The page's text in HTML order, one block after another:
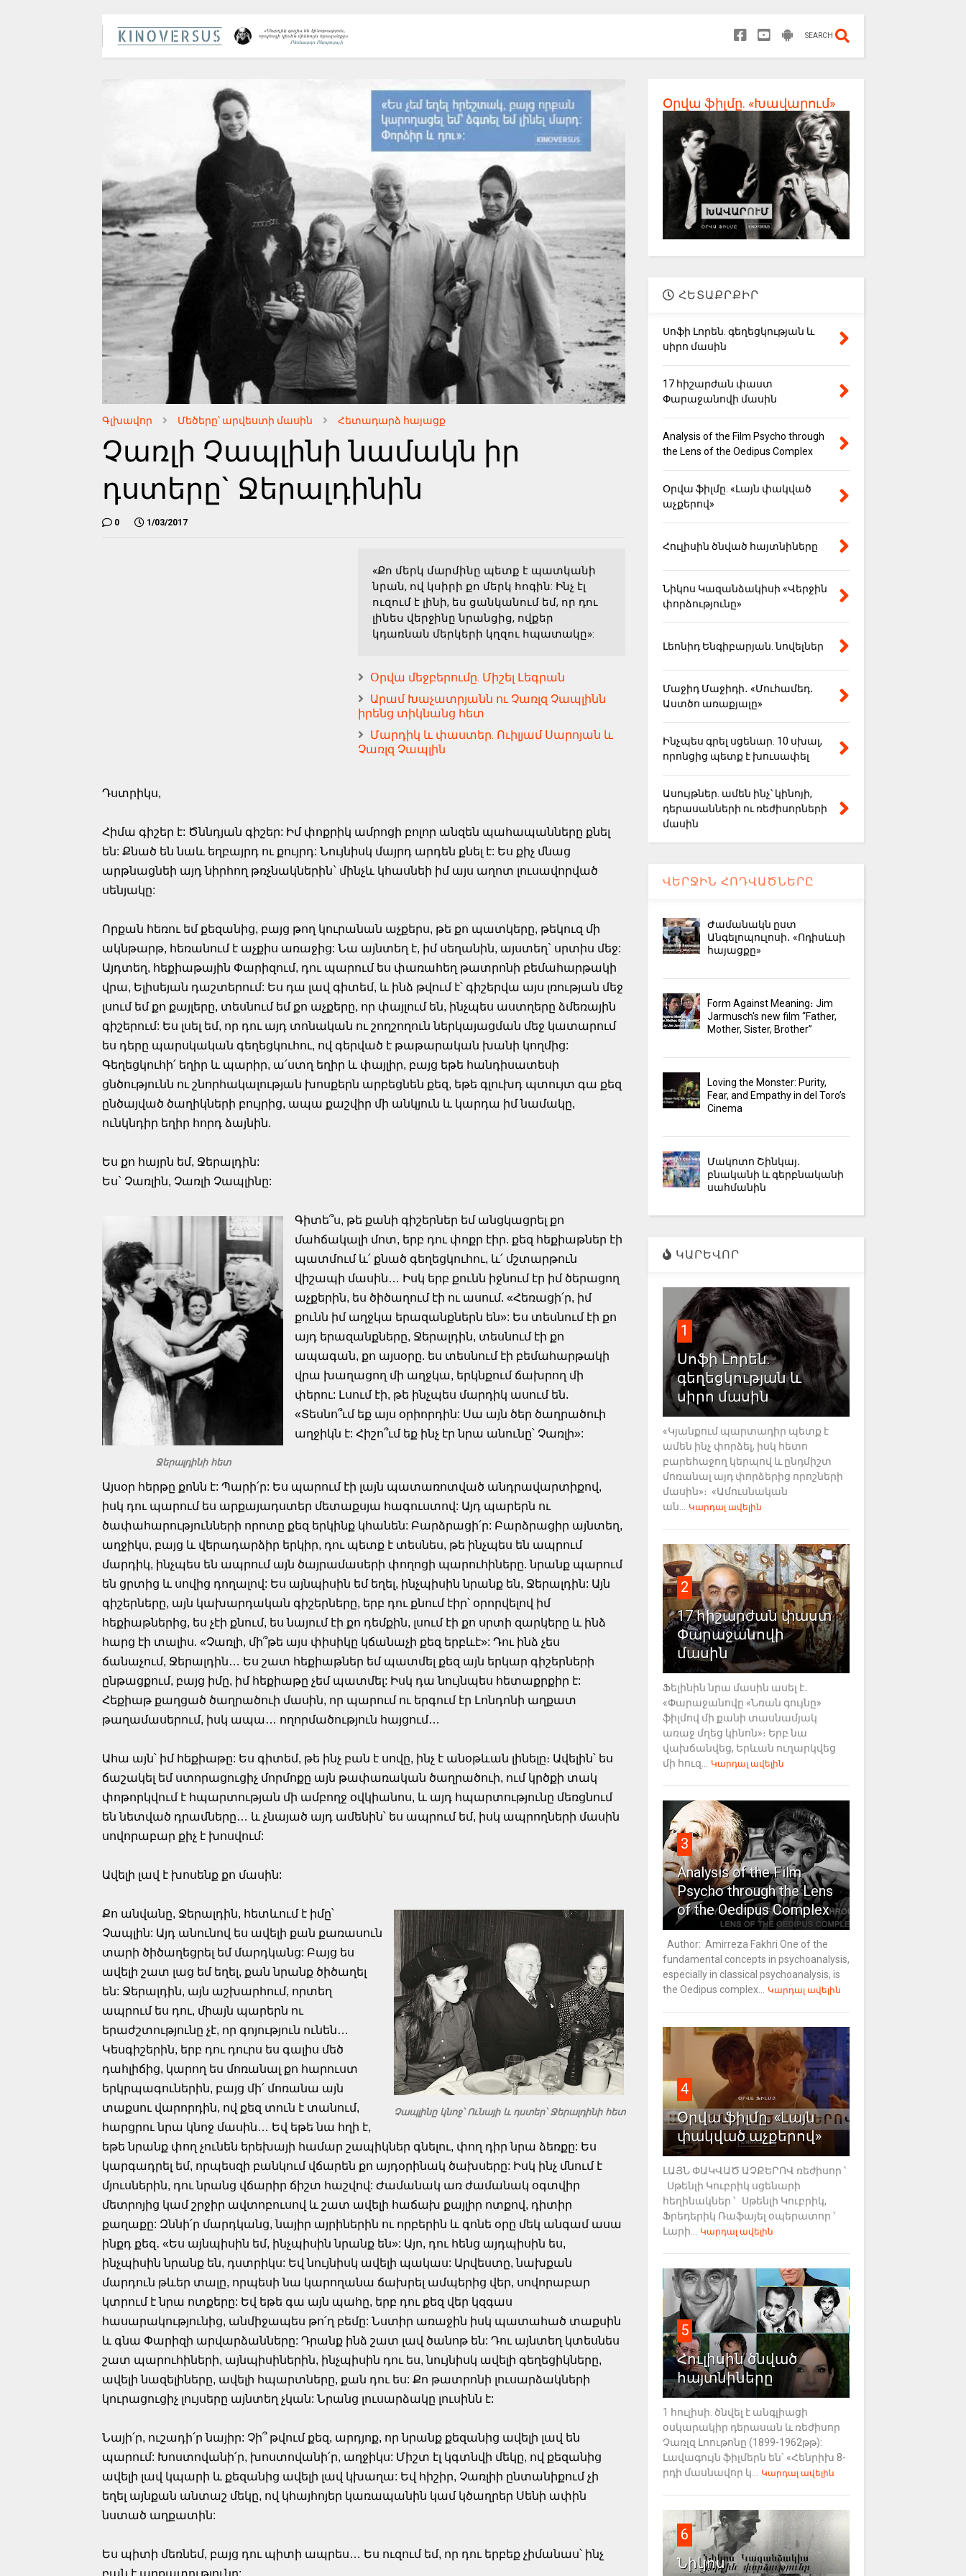
SEARCH
Գլխավոր Մեծերը՝ արվեստի մասին Հետադարձ հայացք
Չառլի Չապլինի նամակն իր
դստերը` Ջերալդինին
0 1/03/2017
«Քո մերկ մարմինը պետք է պատկանի
նրան, ով կսիրի քո մերկ հոգին: Ինչ էլ
ուզում է լինի, ես ցանկանում եմ, որ դու
լինես վերջինը նրանցից, ովքեր
կդառնան մերկերի կղզու հպատակը»:
Օրվա մեջբերումը. Միշել Լեգրան
Արամ Խաչատրյանն ու Չառլզ Չապլինն
իրենց տիկնանց հետ
Մարդիկ և փաստեր. Ուիլյամ Սարոյան և
Չառլզ Չապլին
Դստրիկս,
Հիմա գիշեր է: Ծննդյան գիշեր: Իմ փոքրիկ ամրոցի բոլոր անզեն պահապանները քնել
են: Քնած են նաև եղբայրդ ու քույրդ: Նույնիսկ մայրդ արդեն քնել է: Ես քիչ մնաց
արթնացնեի այդ նիրհող թռչնակներին` մինչև կհասնեի իմ այս աղոտ լուսավորված
սենյակը:
Որքան հեռու եմ քեզանից, բայց թող կուրանան աչքերս, թե քո պատկերը, թեկուզ մի
ակնթարթ, հեռանում է աչքիս առաջից: Նա այնտեղ է, իմ սեղանին, այստեղ` սրտիս մեջ:
Այդտեղ, հեքիաթային Փարիզում, դու պարում ես փառահեղ թատրոնի բեմահարթակի
վրա, Ելիսեյան դաշտերում: Ես դա լավ գիտեմ, և ինձ թվում է՝ գիշերվա այս լռության մեջ
լսում եմ քո քայլերը, տեսնում եմ քո աչքերը, որ փայլում են, ինչպես աստղերը ձմեռային
գիշերում: Ես լսել եմ, որ դու այդ տոնական ու շողշողուն ներկայացման մեջ կատարում
ես դերը պարսկական գեղեցկուհու, ով գերված է թաթարական խանի կողմից:
Գեղեցկուհի՛ եղիր և պարիր, ա՛ստղ եղիր և փայլիր, բայց եթե հանդիսատեսի
ցնծությունն ու շնորհակալության խոսքերն արբեցնեն քեզ, եթե գլուխդ պտույտ գա քեզ
ընծայված ծաղիկների բույրից, ապա քաշվիր մի անկյուն և կարդա իմ նամակը,
ունկնդիր եղիր հորդ ձայնին.
Ես քո հայրն եմ, Ջերալդին:
Ես` Չառլին, Չառլի Չապլինը:
Ջերալդինի հետ
Գիտե՞ս, թե քանի գիշերներ եմ անցկացրել քո
մահճակալի մոտ, երբ դու փոքր էիր. քեզ հեքիաթներ էի
պատմում և՛ քնած գեղեցկուհու, և՛ մշտարթուն
վիշապի մասին… Իսկ երբ քունն իջնում էր իմ ծերացող
աչքերին, ես ծիծաղում էի ու ասում. «Հեռացի՛ր, իմ
քունն իմ աղջկա երազանքներն են»: Ես տեսնում էի քո
այդ երազանքները, Ջերալդին, տեսնում էի քո
ապագան, քո այսօրը. ես տեսնում էի բեմահարթակի
վրա խաղացող մի աղջկա, երկնքում ճախրող մի
փերու: Լսում էի, թե ինչպես մարդիկ ասում են.
«Տեսնո՞ւմ եք այս օրիորդին: Սա այն ծեր ծաղրածուի
աղջիկն է: Հիշո՞ւմ եք ինչ էր նրա անունը՝ Չառլի»:
Այսօր հերթը քոնն է: Պարի՛ր: Ես պարում էի լայն պատառոտված անդրավարտիքով,
իսկ դու պարում ես արքայադստեր մետաքսյա հագուստով: Այդ պարերն ու
ծափահարությունների որոտը քեզ երկինք կհանեն: Բարձրացի՛ր: Բարձրացիր այնտեղ,
աղջիկս, բայց և վերադարձիր երկիր, դու պետք է տեսնես, թե ինչպես են ապրում
մարդիկ, ինչպես են ապրում այն ծայրամասերի փողոցի պարուհիները. նրանք պարում
են ցրտից և սովից դողալով: Ես այնպիսին եմ եղել, ինչպիսին նրանք են, Ջերալդին: Այն
գիշերները, այն կախարդական գիշերները, երբ դու քնում էիր՝ օրորվելով իմ
հեքիաթներից, ես չէի քնում, ես նայում էի քո դեմքին, լսում էի քո սրտի զարկերը և ինձ
հարց էի տալիս. «Չառլի, մի՞թե այս փիսիկը կճանաչի քեզ երբևէ»: Դու ինձ չես
ճանաչում, Ջերալդին… Ես շատ հեքիաթներ եմ պատմել քեզ այն երկար գիշերների
ընթացքում, բայց իմը, իմ հեքիաթը չեմ պատմել: Իսկ դա նույնպես հետաքրքիր է:
Հեքիաթ քաղցած ծաղրածուի մասին, որ պարում ու երգում էր Լոնդոնի աղքատ
թաղամասերում, իսկ ապա… ողորմածություն հայցում…
Ահա այն՝ իմ հեքիաթը: Ես գիտեմ, թե ինչ բան է սովը, ինչ է անօթևան լինելը։ Ավելին՝ ես
ճաշակել եմ ստորացուցիչ մորմոքը այն թափառական ծաղրածուի, ում կրծքի տակ
փոթորկվում է հպարտության մի ամբողջ օվկիանոս, և այդ հպարտությունը մեռցնում
են նետված դրամները… և չնայած այդ ամենին՝ ես ապրում եմ, իսկ ապրողների մասին
սովորաբար քիչ է խոսվում:
Ավելի լավ է խոսենք քո մասին:
Չապլինը կնոջ՝ Ունայի և դստեր՝ Ջերալդինի հետ
Քո անվանը, Ջերալդին, հետևում է իմը՝
Չապլին: Այդ անունով ես ավելի քան քառասուն
տարի ծիծաղեցրել եմ մարդկանց: Բայց ես
ավելի շատ լաց եմ եղել, քան նրանք ծիծաղել
են: Ջերալդին, այն աշխարհում, որտեղ
ապրում ես դու, միայն պարերն ու
երաժշտությունը չէ, որ գոյություն ունեն…
Կեսգիշերին, երբ դու դուրս ես գալիս մեծ
դահլիճից, կարող ես մոռանալ քո հարուստ
երկրպագուներին, բայց մի՛ մոռանա այն
տաքսու վարորդին, ով քեզ տուն է տանում,
հարցրու նրա կնոջ մասին… Եվ եթե նա հղի է,
եթե նրանք փող չունեն երեխայի համար շապիկներ գնելու, փող դիր նրա ձեռքը: Ես
կարգադրել եմ, որպեսզի բանկում վճարեն քո այդօրինակ ծախսերը: Իսկ ինչ մնում է
մյուսներին, դու նրանց վճարիր ճիշտ հաշվով: Ժամանակ առ ժամանակ օգտվիր
մետրոյից կամ շրջիր ավտոբուսով և շատ ավելի հաճախ քայլիր ոտքով, դիտիր
քաղաքը: Զննի՛ր մարդկանց, նայիր այրիներին ու որբերին և գոնե օրը մեկ անգամ ասա
ինքդ քեզ․ «Ես այնպիսին եմ, ինչպիսին նրանք են»: Այո, դու հենց այդպիսին ես,
ինչպիսին նրանք են, դստրիկս: Եվ նույնիսկ ավելի պակաս: Արվեստը, նախքան
մարդուն թևեր տալը, որպեսի նա կարողանա ճախրել ամպերից վեր, սովորաբար
կտրում է նրա ոտքերը: Եվ եթե գա այն պահը, երբ դու քեզ վեր կզգաս
հասարակությունից, անմիջապես թո՛ղ բեմը: Նստիր առաջին իսկ պատահած տաքսին
և գնա Փարիզի արվարձանները: Դրանք ինձ շատ լավ ծանոթ են: Դու այնտեղ կտեսնես
շատ պարուհիների, այնպիսիներին, ինչպիսին դու ես, նույնիսկ ավելի գեղեցիկները,
ավելի նազելիները, ավելի հպարտները, քան դու ես: Քո թատրոնի լուսարձակների
կուրացուցիչ լույսերը այնտեղ չկան: Նրանց լուսարձակը լուսինն է:
Նայի՛ր, ուշադի՛ր նայիր: Չի՞ թվում քեզ, արդյոք, որ նրանք քեզանից ավելի լավ են
պարում: Խոստովանի՛ր, խոստովանի՛ր, աղջիկս: Միշտ էլ կգտնվի մեկը, ով քեզանից
ավելի լավ կպարի և քեզանից ավելի լավ կխաղա: Եվ հիշիր, Չառլիի ընտանիքում չի
եղել այնքան անտաշ մեկը, ով կհայհոյեր կառապանին կամ կծաղրեր Սենի ափին
նստած աղքատին:
Ես պիտի մեռնեմ, բայց դու պիտի ապրես… Ես ուզում եմ, որ դու երբեք չիմանաս՝ ինչ
բան է աղքատությունը:
Օրվա ֆիլմը. «Խավարում»
ՀԵՏԱՔՐՔԻՐ
Սոֆի Լորեն. գեղեցկության և
սիրո մասին
17 հիշարժան փաստ
Փարաջանովի մասին
Analysis of the Film Psycho through
the Lens of the Oedipus Complex
Օրվա ֆիլմը. «Լայն փակված
աչքերով»
Հուլիսին ծնված հայտնիները
Նիկոս Կազանձակիսի «Վերջին
փորձությունը»
Լեոնիդ Ենգիբարյան. նովելներ
Մաջիդ Մաջիդի․ «Մուհամեդ․
Աստծո առաքյալը»
Ինչպես գրել սցենար. 10 սխալ,
որոնցից պետք է խուսափել
Ասույթներ. ամեն ինչ՝ կինոյի,
դերասանների ու ռեժիսորների
մասին
ՎԵՐՋԻՆ ՀՈԴՎԱԾՆԵՐԸ
Ժամանակն ըստ
Անգելոպուլոսի․ «Ոդիսևսի
հայացքը»
Form Against Meaning։ Jim
Jarmusch's new film “Father,
Mother, Sister, Brother”
Loving the Monster: Purity,
Fear, and Empathy in del Toro’s
Cinema
Մակոտո Շինկայ․
բնականի և գերբնականի
սահմանին
ԿԱՐԵՎՈՐ
1
Սոֆի Լորեն.
գեղեցկության և
սիրո մասին
«Կյանքում պարտադիր պետք է
ամեն ինչ փորձել, իսկ հետո
բարեհաջող կերպով և ընդմիշտ
մոռանալ այդ փորձերից որոշների
մասին»։ «Ամուսնական
ան...
Կարդալ ավելին
2
17 հիշարժան փաստ
Փարաջանովի
մասին
Ֆելինին նրա մասին ասել է․
«Փարաջանովը «Նռան գույնը»
ֆիլմով մի քանի տասնամյակ
առաջ մղեց կինոն»։ Երբ նա
վախճանվեց, Երևան ուղարկվեց
մի հուզ...
Կարդալ ավելին
3
Analysis of the Film
Psycho through the Lens
of the Oedipus Complex
Author: Amirreza Fakhri One of the
fundamental concepts in psychoanalysis,
especially in classical psychoanalysis, is
the Oedipus complex...
Կարդալ ավելին
4
Օրվա ֆիլմը. «Լայն
փակված աչքերով»
ԼԱՅՆ ՓԱԿՎԱԾ ԱՉՔԵՐՈՎ ռեժիսոր ՝
Սթենլի Կուբրիկ սցենարի
հեղինակներ ՝ Սթենլի Կուբրիկ,
Ֆրեդերիկ Ռաֆայել օպերատոր ՝
Լարի...
Կարդալ ավելին
5
Հուլիսին ծնված
հայտնիները
1 հուլիսի. ծնվել է անգլիացի
օսկարակիր դերասան և ռեժիսոր
Չառլզ Լոութոնը (1899-1962թթ):
Լավագույն ֆիլմերն են` «Հենրիխ 8-
րդի մասնավոր կ...
Կարդալ ավելին
6
Նիկոս